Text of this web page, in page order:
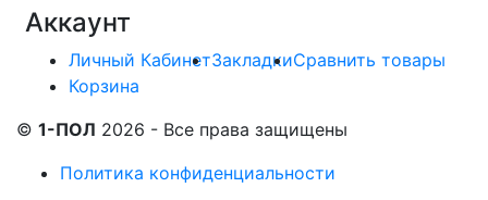
Аккаунт
Личный КабинетЗакладкиСравнить товары
Корзина
© 1-ПОЛ 2026 - Все права защищены
Политика конфиденциальности